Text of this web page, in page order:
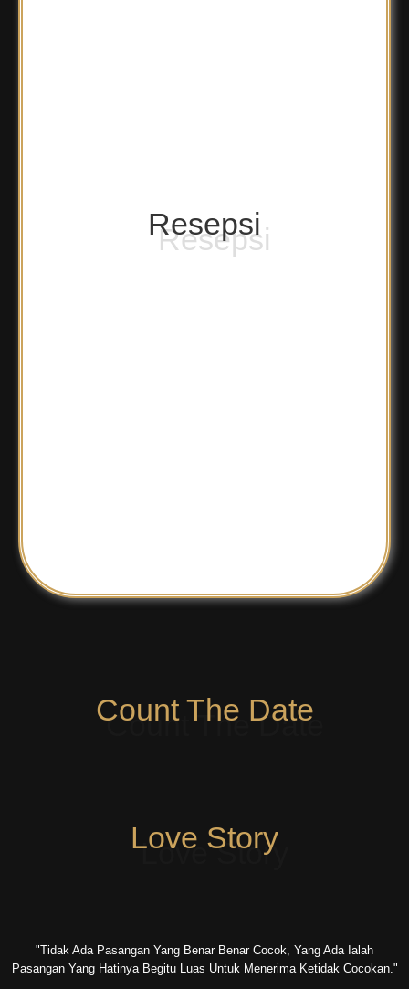
Resepsi
Count The Date
Love Story
"tidak Ada Pasangan Yang Benar Benar Cocok, Yang Ada Ialah
Pasangan Yang Hatinya Begitu Luas Untuk Menerima Ketidak Cocokan."